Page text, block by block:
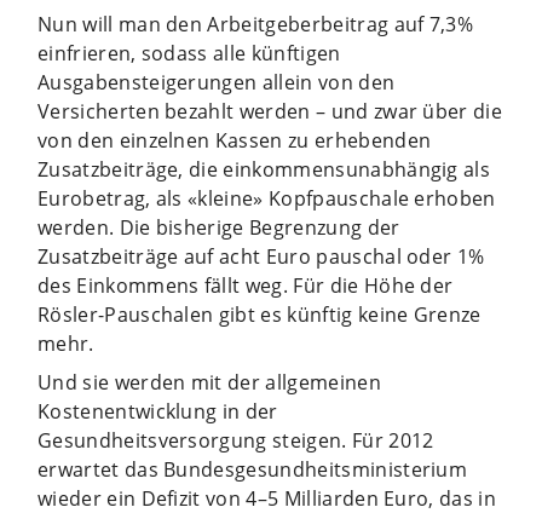
Nun will man den Arbeitgeberbeitrag auf 7,3%
einfrieren, sodass alle künftigen
Ausgabensteigerungen allein von den
Versicherten bezahlt werden – und zwar über die
von den einzelnen Kassen zu erhebenden
Zusatzbeiträge, die einkommensunabhängig als
Eurobetrag, als «kleine» Kopfpauschale erhoben
werden. Die bisherige Begrenzung der
Zusatzbeiträge auf acht Euro pauschal oder 1%
des Einkommens fällt weg. Für die Höhe der
Rösler-Pauschalen gibt es künftig keine Grenze
mehr.
Und sie werden mit der allgemeinen
Kostenentwicklung in der
Gesundheitsversorgung steigen. Für 2012
erwartet das Bundesgesundheitsministerium
wieder ein Defizit von 4–5 Milliarden Euro, das in